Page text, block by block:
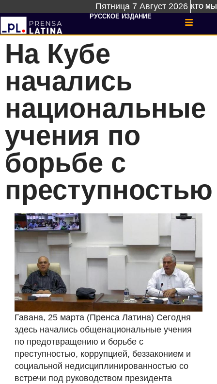
Пятница 7 Август 2026 КТО МЫ
РУССКОЕ ИЗДАНИЕ
На Кубе
начались
национальные
учения по
борьбе с
преступностью
Гавана, 25 марта (Пренса Латина) Сегодня
здесь начались общенациональные учения
по предотвращению и борьбе с
преступностью, коррупцией, беззаконием и
социальной недисциплинированностью со
встречи под руководством президента